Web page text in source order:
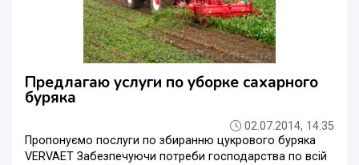
Предлагаю услуги по уборке сахарного
буряка
02.07.2014, 14:35
Пропонуємо послуги по збиранню цукрового буряка
VERVAET Забезпечуючи потреби господарства по всій